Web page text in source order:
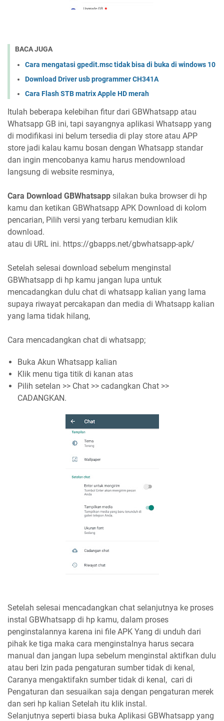
BACA JUGA
Cara mengatasi gpedit.msc tidak bisa di buka di windows 10
Download Driver usb programmer CH341A
Cara Flash STB matrix Apple HD merah
Itulah beberapa kelebihan fitur dari GBWhatsapp atau
Whatsapp GB ini, tapi sayangnya aplikasi Whatsapp yang
di modifikasi ini belum tersedia di play store atau APP
store jadi kalau kamu bosan dengan Whatsapp standar
dan ingin mencobanya kamu harus mendownload
langsung di website resminya,
Cara Download GBWhatsapp silakan buka browser di hp
kamu dan ketikan GBWhatsapp APK Download di kolom
pencarian, Pilih versi yang terbaru kemudian klik
download.
atau di URL ini. https://gbapps.net/gbwhatsapp-apk/
Setelah selesai download sebelum menginstal
GBWhatsapp di hp kamu jangan lupa untuk
mencadangkan dulu chat di whatsapp kalian yang lama
supaya riwayat percakapan dan media di Whatsapp kalian
yang lama tidak hilang,
Cara mencadangkan chat di whatsapp;
Buka Akun Whatsapp kalian
Klik menu tiga titik di kanan atas
Pilih setelan >> Chat >> cadangkan Chat >>
CADANGKAN.
Setelah selesai mencadangkan chat selanjutnya ke proses
instal GBWhatsapp di hp kamu, dalam proses
penginstalannya karena ini file APK Yang di unduh dari
pihak ke tiga maka cara menginstalnya harus secara
manual dan jangan lupa sebelum menginstal aktifkan dulu
atau beri Izin pada pengaturan sumber tidak di kenal,
Caranya mengaktifakn sumber tidak di kenal, cari di
Pengaturan dan sesuaikan saja dengan pengaturan merek
dan seri hp kalian Setelah itu klik instal.
Selanjutnya seperti biasa buka Aplikasi GBWhatsapp yang